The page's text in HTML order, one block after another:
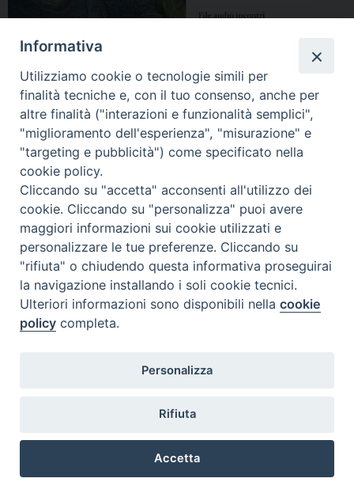
Informativa
Utilizziamo cookie o tecnologie simili per
finalità tecniche e, con il tuo consenso, anche per
altre finalità ("interazioni e funzionalità semplici",
"miglioramento dell'esperienza", "misurazione" e
"targeting e pubblicità") come specificato nella
cookie policy.
Cliccando su "accetta" acconsenti all'utilizzo dei
cookie. Cliccando su "personalizza" puoi avere
maggiori informazioni sui cookie utilizzati e
personalizzare le tue preferenze. Cliccando su
"rifiuta" o chiudendo questa informativa proseguirai
la navigazione installando i soli cookie tecnici.
Ulteriori informazioni sono disponibili nellacookie
policy completa.
Personalizza
Rifiuta
Accetta